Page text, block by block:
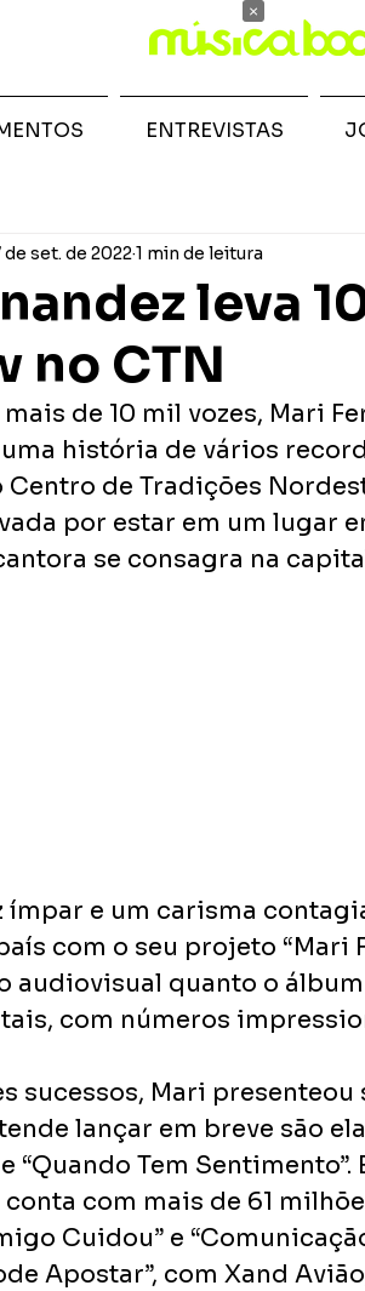
leva
no CTN
de set. de 2022 1 min de leitura
de 10 mil vozes, Mari
história de vários
Centro de Tradições
por estar em um lugar
se consagra na
ímpar e um carisma
com o seu projeto “Mari
audiovisual quanto o
com números
sucessos, Mari presenteou
lançar em breve são
“Quando Tem
conta com mais de 61
Cuidou” e
Apostar”, com Xand
ENTREVISTAS
×